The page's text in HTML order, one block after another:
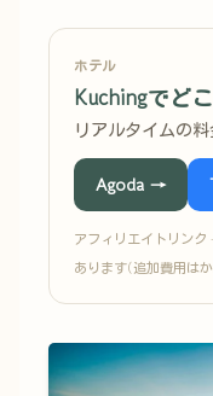
ホテル
Kuchingでど
リアルタイムの料
Agoda →
アフィリエイトリン
あります(追加費用は